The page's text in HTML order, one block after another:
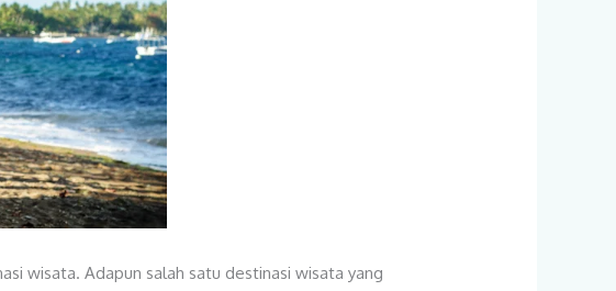
wisata. Adapun salah satu destinasi wisata yang